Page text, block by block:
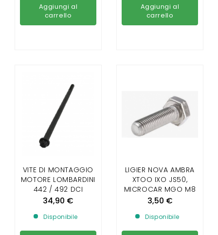
Aggiungi al
carrello
Aggiungi al
carrello
VITE DI MONTAGGIO
MOTORE LOMBARDINI
442 / 492 DCI
34,90 €
Disponibile
LIGIER NOVA AMBRA
XTOO IXO JS50,
MICROCAR MGO M8
F8C DUÉ 2P85,3 P88
FISSAGGIO DEL
CAMBIO
3,50 €
Disponibile